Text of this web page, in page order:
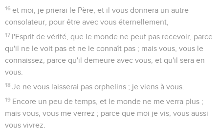
16 et moi, je prierai le Père, et il vous donnera un autre
consolateur, pour être avec vous éternellement,
17 l'Esprit de vérité, que le monde ne peut pas recevoir, parce
qu'il ne le voit pas et ne le connaît pas ; mais vous, vous le
connaissez, parce qu'il demeure avec vous, et qu'il sera en
vous.
18 Je ne vous laisserai pas orphelins ; je viens à vous.
19 Encore un peu de temps, et le monde ne me verra plus ;
mais vous, vous me verrez ; parce que moi je vis, vous aussi
vous vivrez.